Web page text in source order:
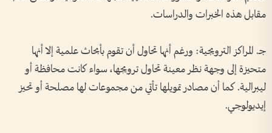
مقابل هذه الخبرات والدراسات.
جـ. المراكز الترويجية: ورغم أنها تحاول أن تقوم بأبحاث علمية إلا أنها
متحيزة إلى وجهة نظر معينة تحاول ترويجها، سواء كانت محافظة أو
ليبرالية. كما أن مصادر تمويلها تأتي من مجموعات لها مصلحة أو تحيز
إيديولوجي.